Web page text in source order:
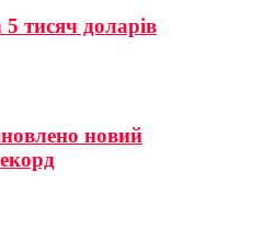
тисяч доларів
новий